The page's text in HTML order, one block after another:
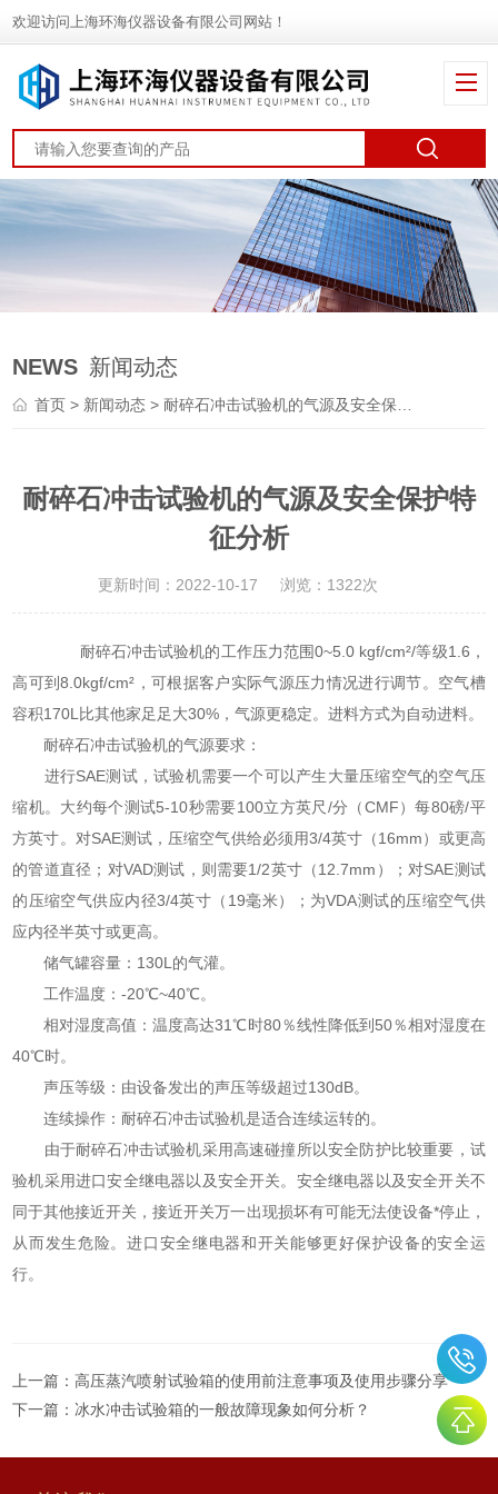
欢迎访问上海环海仪器设备有限公司网站！
NEWS 新闻动态
首页 > 新闻动态 > 耐碎石冲击试验机的气源及安全保护特征分析
耐碎石冲击试验机的气源及安全保护特
征分析
更新时间：2022-10-17 浏览：1322次
耐碎石冲击试验机的工作压力范围0~5.0 kgf/cm²/等级1.6，
高可到8.0kgf/cm²，可根据客户实际气源压力情况进行调节。空气槽
容积170L比其他家足足大30%，气源更稳定。进料方式为自动进料。
耐碎石冲击试验机的气源要求：
进行SAE测试，试验机需要一个可以产生大量压缩空气的空气压
缩机。大约每个测试5-10秒需要100立方英尺/分（CMF）每80磅/平
方英寸。对SAE测试，压缩空气供给必须用3/4英寸（16mm）或更高
的管道直径；对VAD测试，则需要1/2英寸（12.7mm）；对SAE测试
的压缩空气供应内径3/4英寸（19毫米）；为VDA测试的压缩空气供
应内径半英寸或更高。
储气罐容量：130L的气灌。
工作温度：-20℃~40℃。
相对湿度高值：温度高达31℃时80％线性降低到50％相对湿度在
40℃时。
声压等级：由设备发出的声压等级超过130dB。
连续操作：耐碎石冲击试验机是适合连续运转的。
由于耐碎石冲击试验机采用高速碰撞所以安全防护比较重要，试
验机采用进口安全继电器以及安全开关。安全继电器以及安全开关不
同于其他接近开关，接近开关万一出现损坏有可能无法使设备*停止，
从而发生危险。进口安全继电器和开关能够更好保护设备的安全运
行。
上一篇：高压蒸汽喷射试验箱的使用前注意事项及使用步骤分享
下一篇：冰水冲击试验箱的一般故障现象如何分析？